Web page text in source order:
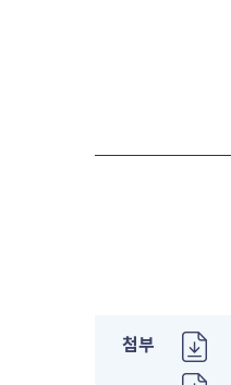
첨부